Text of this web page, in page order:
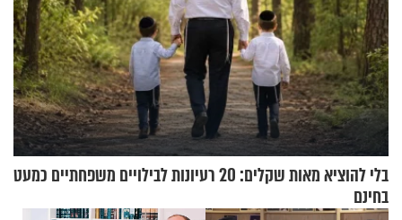
בלי להוציא מאות שקלים: 20 רעיונות לבילויים משפחתיים כמעט
בחינם